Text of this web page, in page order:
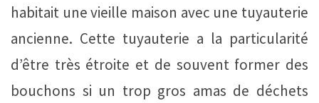
habitait une vieille maison avec une tuyauterie
ancienne. Cette tuyauterie a la particularité
d’être très étroite et de souvent former des
bouchons si un trop gros amas de déchets